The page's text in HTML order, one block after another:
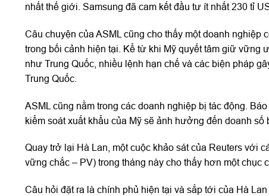
nhất thế giới. Samsung đã cam kết đầu tư ít nhất 230 tỉ
Câu chuyện của ASML cũng cho thấy một doanh
trong bối cảnh hiện tại. Kể từ khi Mỹ quyết tâm giữ vững
như Trung Quốc, nhiều lệnh hạn chế và các biện pháp
Trung Quốc.
ASML cũng nằm trong các doanh nghiệp bị tác động.
kiểm soát xuất khẩu của Mỹ sẽ ảnh hưởng đến doanh
Quay trở lại Hà Lan, một cuộc khảo sát của Reuters với
vững chắc – PV) trong tháng này cho thấy hơn một chục
Câu hỏi đặt ra là chính phủ hiện tại và sắp tới của Hà